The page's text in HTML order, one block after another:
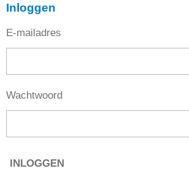
Inloggen
E-mailadres
Wachtwoord
INLOGGEN